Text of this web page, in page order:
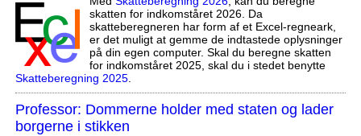
skatten for indkomståret 2026. Da
skatteberegneren har form af et Excel-regneark,
er det muligt at gemme de indtastede oplysninger
på din egen computer. Skal du beregne skatten
for indkomståret 2025, skal du i stedet benytte
Skatteberegning 2025.
Professor: Dommerne holder med staten og lader
borgerne i stikken